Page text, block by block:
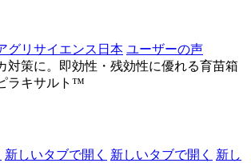
グリサイエンス日本 ユーザーの声
対策に。即効性・残効性に優れる育苗箱
ラキサルト™
新しいタブで開く 新しいタブで開く
新し